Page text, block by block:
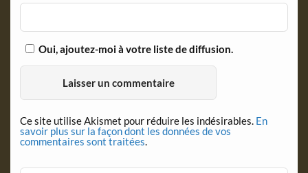
Oui, ajoutez-moi à votre liste de diffusion.
Ce site utilise Akismet pour réduire les indésirables. En
savoir plus sur la façon dont les données de vos
commentaires sont traitées.